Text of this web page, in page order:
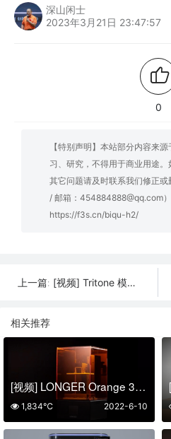
深山闲士
2023年3月21日 23:47:57
0
【特别声明】本站部分内容来
习、研究，不得用于商业用途
其它问题请及时联系我们修正
/ 邮箱：454884888@qq.com
https://f3s.cn/biqu-h2/
上一篇: [视频] Tritone 模喷技术（MoldJet Technology） 一种创新的无粉增材制造工艺
相关推荐
[视频] LONGER Orange 30：可靠且最实惠的桌面 光固化3D打印机
2022-6-10
1,834℃